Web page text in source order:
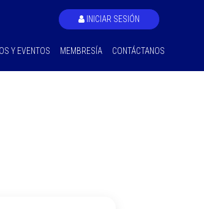
INICIAR SESIÓN
Y EVENTOS MEMBRESÍA CONTÁCTANOS